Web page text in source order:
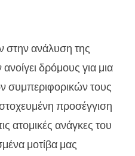
ανάλυση της
δρόμους για μια
συμπεριφορικών τους
προσέγγιση
ατομικές ανάγκες του
μοτίβα μας